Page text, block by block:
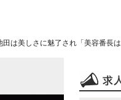
は美しさに魅了され「美容番長